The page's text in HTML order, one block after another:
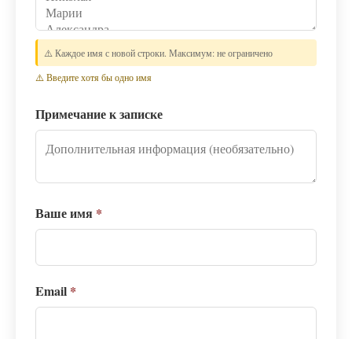
⚠️ Каждое имя с новой строки. Максимум: не ограничено
⚠️ Введите хотя бы одно имя
Примечание к записке
Ваше имя *
Email *